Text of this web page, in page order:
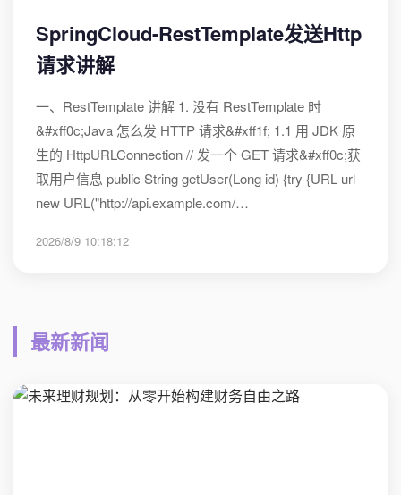
SpringCloud-RestTemplate发送Http
请求讲解
一、RestTemplate 讲解 1. 没有 RestTemplate 时
&#xff0c;Java 怎么发 HTTP 请求&#xff1f; 1.1 用 JDK 原
生的 HttpURLConnection // 发一个 GET 请求&#xff0c;获
取用户信息 public String getUser(Long id) {try {URL url
new URL("http://api.example.com/…
2026/8/9 10:18:12
最新新闻